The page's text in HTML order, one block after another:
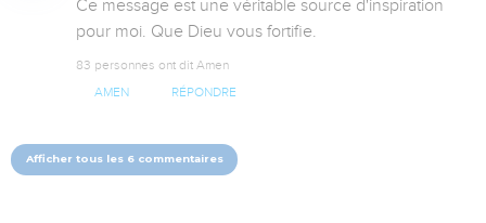
Ce message est une véritable source d'inspiration
pour moi. Que Dieu vous fortifie.
83 personnes ont dit Amen
AMEN RÉPONDRE
Afficher tous les 6 commentaires